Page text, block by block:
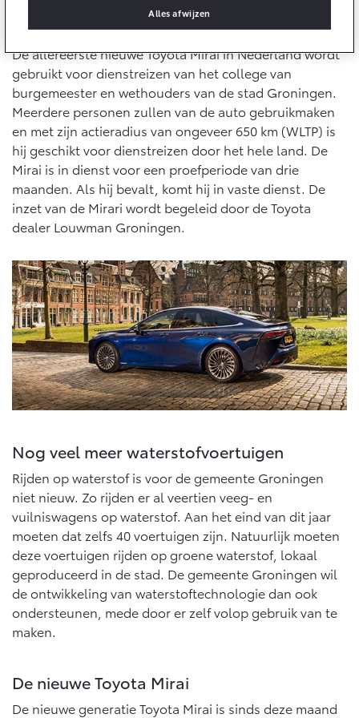
HYBRIDE
Vanaf € 39.995,-
OOK ALS PLUG-IN
HYBRIDE
Vanaf € 36.495,-
Toyota C-HR+
Vanaf € 37.995,- Vanaf € 49.995,-
bZ4X
Vanaf € 39.995,-
bZ4X Touring
Vanaf € 48.995,-
Mirai
WATERSTOF-ELEKTRISCH
Proace City (excl. BTW)
OOK ALS BATTERIJ-
ELEKTRISCH
Toyota fabrieksgarantie
Onderdelen & Accessoires
Onderdelen
Accessoires
Banden
Connected
Connected Services
MyToyota login
MyToyota App
Abonnementen
Multimedia
Connected check
Navigatie updates
Verzekeren
Toyota Autoverzekering
Toyota Hybride Autoverzekering
Overige diensten
Autohopper/Autoverhuur
Autohopper/Verhuisbus
Bedrijfswagens
Bedrijfswagens op maat
Financieren of leasen
Verzekeren
Dienstreizen door het hele land
De allereerste nieuwe Toyota Mirai in Nederland wordt
gebruikt voor dienstreizen van het college van
burgemeester en wethouders van de stad Groningen.
Meerdere personen zullen van de auto gebruikmaken
en met zijn actieradius van ongeveer 650 km (WLTP) is
hij geschikt voor dienstreizen door het hele land. De
Mirai is in dienst voor een proefperiode van drie
maanden. Als hij bevalt, komt hij in vaste dienst. De
inzet van de Mirari wordt begeleid door de Toyota
dealer Louwman Groningen.
Nog veel meer waterstofvoertuigen
Rijden op waterstof is voor de gemeente Groningen
niet nieuw. Zo rijden er al veertien veeg- en
vuilniswagens op waterstof. Aan het eind van dit jaar
moeten dat zelfs 40 voertuigen zijn. Natuurlijk moeten
deze voertuigen rijden op groene waterstof, lokaal
geproduceerd in de stad. De gemeente Groningen wil
de ontwikkeling van waterstoftechnologie dan ook
ondersteunen, mede door er zelf volop gebruik van te
maken.
De nieuwe Toyota Mirai
De nieuwe generatie Toyota Mirai is sinds deze maand
Alles afwijzen